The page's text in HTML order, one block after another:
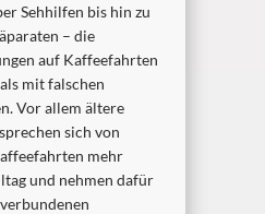
Sehhilfen bis hin zu
– die
auf Kaffeefahrten
mit falschen
Vor allem ältere
sich von
mehr
und nehmen dafür